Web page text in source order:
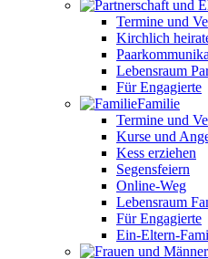
Termine und
Kirchlich
Lebensraum
Für Engagierte
Familie
Termine und
Kurse und
Kess erziehen
Segensfeiern
Online-Weg
Lebensraum
Für Engagierte
Ein-Eltern-